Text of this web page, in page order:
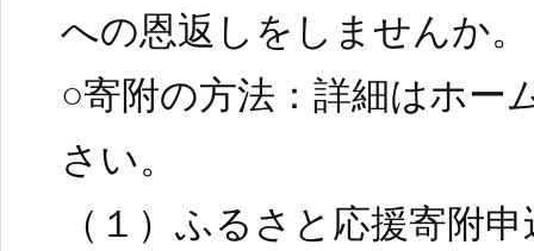
への恩返しをしませんか。
○寄附の方法：詳細はホー
さい。
（１）ふるさと応援寄附